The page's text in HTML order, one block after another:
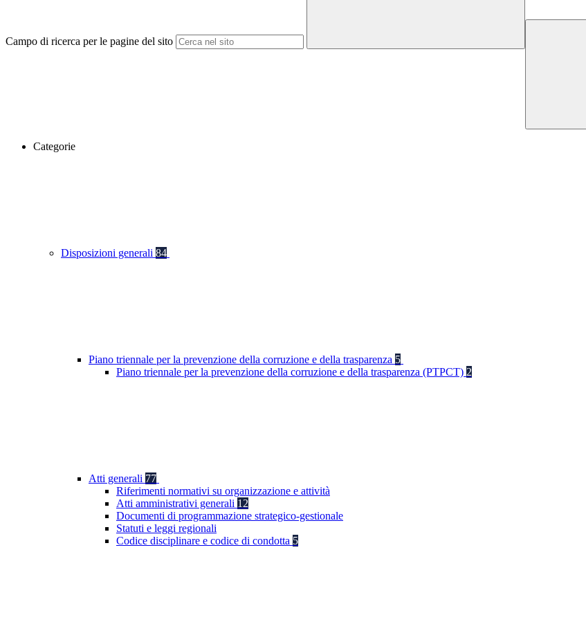
Campo di ricerca per le pagine del sito
Categorie
Disposizioni generali 84
Piano triennale per la prevenzione della corruzione e della trasparenza 5
Piano triennale per la prevenzione della corruzione e della trasparenza (PTPCT) 2
Atti generali 77
Riferimenti normativi su organizzazione e attività
Atti amministrativi generali 12
Documenti di programmazione strategico-gestionale
Statuti e leggi regionali
Codice disciplinare e codice di condotta 5